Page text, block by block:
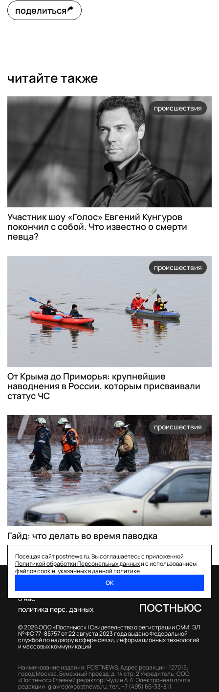
поделиться
читайте также
происшествия
Участник шоу «Голос» Евгений Кунгуров
покончил с собой. Что известно о смерти
певца?
происшествия
От Крыма до Приморья: крупнейшие
наводнения в России, которым присваивали
статус ЧС
происшествия
Гайд: что делать во время паводка
Посещая сайт postnews.ru, Вы соглашаетесь с приложенной
Политикой обработки Персональных данныхи с использованием
файлов cookie, указанных в данной политике.
ОК
© 2026 ООО «Постньюс» |Свидетельство о регистрации СМИ: ЭЛ
№ ФС 77–85757 от 22 августа 2023 года выдано Федеральной
службой по надзору в сфере связи, информационных технологий
и массовых коммуникаций
о нас
политика перс. данных
Наименование издания: POSTNEWS,Адрес редакции: 127015,
город Москва, Бумажный проезд, д. 14 стр. 2Учредитель: ООО
«Постньюс» Главный редактор: Чудин А.А.Электронная почта
редакции:glavred@postnews.ru,тел. +7 (495) 66-33-811